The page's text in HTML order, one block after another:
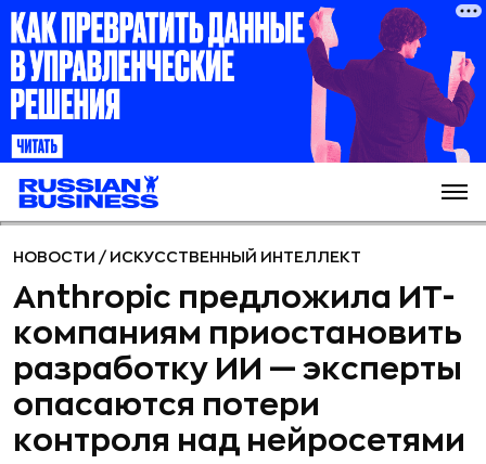
НОВОСТИ / ИСКУССТВЕННЫЙ ИНТЕЛЛЕКТ
Anthropic предложила ИТ-
компаниям приостановить
разработку ИИ — эксперты
опасаются потери
контроля над нейросетями